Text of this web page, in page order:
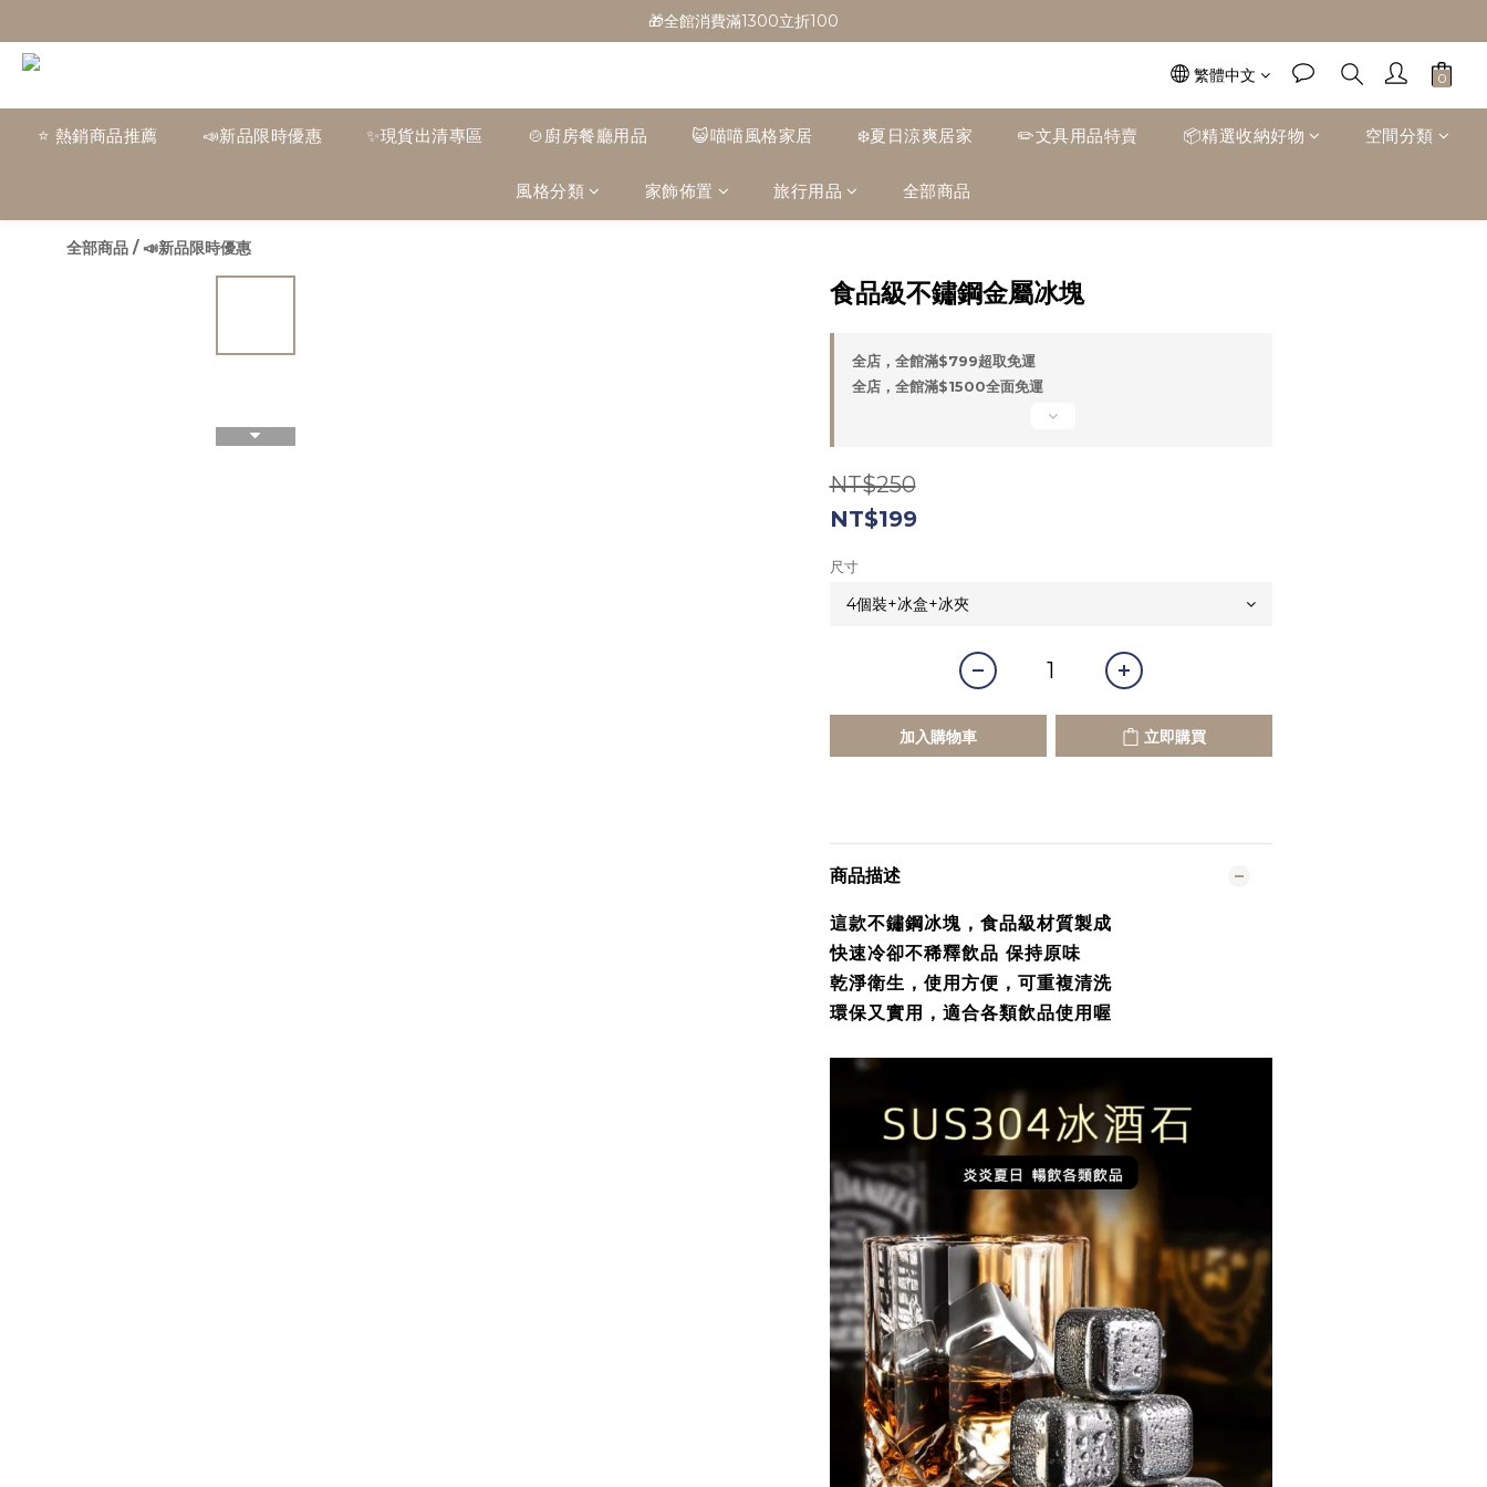
🎁全館消費滿1300立折100
🎁全館消費滿1300立折100
🚛全館滿$799超取免運  $1500宅配免運
🎁全館消費滿1300立折100
繁體中文
⭐ 熱銷商品推薦 📣新品限時優惠 ✨現貨出清專區 🍲廚房餐廳用品 😺喵喵風格家居 ❄️夏日涼爽居家 ✏️文具用品特賣 📦精選收納好物 空間分類
風格分類 家飾佈置 旅行用品 全部商品
全部商品 / 📣新品限時優惠
食品級不鏽鋼金屬冰塊
全店，全館滿$799超取免運
全店，全館滿$1500全面免運
NT$250
NT$199
尺寸
加入購物車 立即購買
商品描述
這款不鏽鋼冰塊，食品級材質製成
快速冷卻不稀釋飲品 保持原味
乾淨衛生，使用方便，可重複清洗
環保又實用，適合各類飲品使用喔